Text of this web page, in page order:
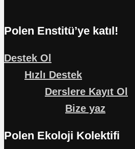
Polen Enstitü’ye katıl!
Destek Ol
Hızlı Destek
Derslere Kayıt Ol
Bize yaz
Polen Ekoloji Kolektifi